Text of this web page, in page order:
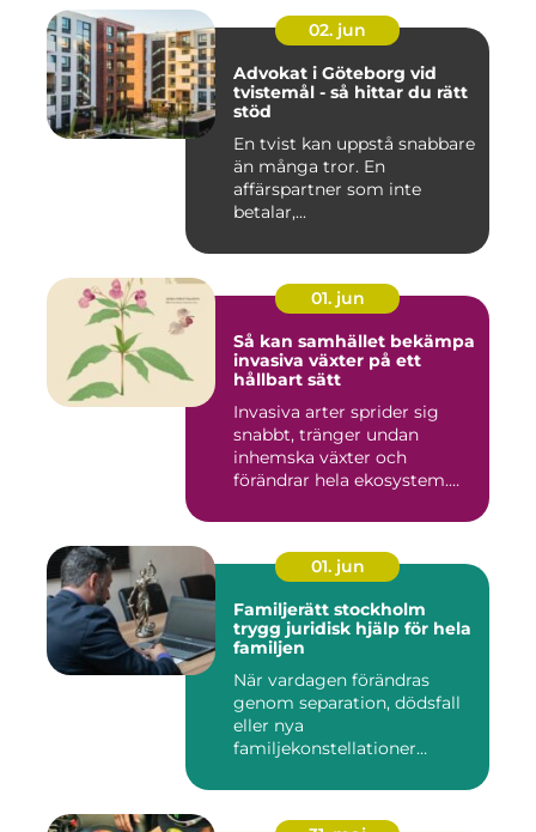
02. jun
Advokat i Göteborg vid
tvistemål - så hittar du rätt
stöd
En tvist kan uppstå snabbare
än många tror. En
affärspartner som inte
betalar,...
01. jun
Så kan samhället bekämpa
invasiva växter på ett
hållbart sätt
Invasiva arter sprider sig
snabbt, tränger undan
inhemska växter och
förändrar hela ekosystem.
01. jun
Familjerätt stockholm
trygg juridisk hjälp för hela
familjen
När vardagen förändras
genom separation, dödsfall
eller nya
familjekonstellationer